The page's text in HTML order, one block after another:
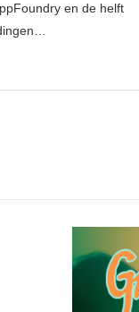
en de helft